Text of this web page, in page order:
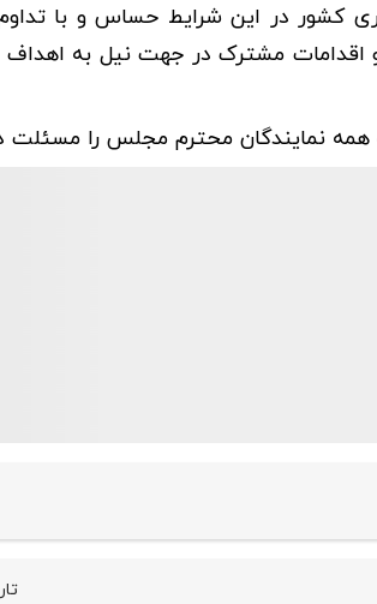
کشور در این شرایط حساس و با
اقدامات مشترک در جهت نیل به
و همه نمایندگان محترم مجلس را مسئلت